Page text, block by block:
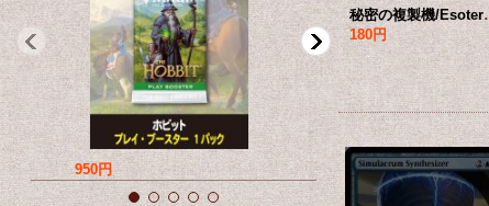
950円 760円
秘密の複製
180円